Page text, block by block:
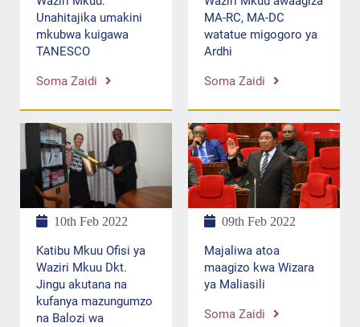
Unahitajika umakini
mkubwa kuigawa
TANESCO
Soma Zaidi
MA-RC, MA-DC
watatue migogoro ya
Ardhi
Soma Zaidi
10th Feb 2022
Katibu Mkuu Ofisi ya
Waziri Mkuu Dkt.
Jingu akutana na
kufanya mazungumzo
na Balozi wa
09th Feb 2022
Majaliwa atoa
maagizo kwa Wizara
ya Maliasili
Soma Zaidi